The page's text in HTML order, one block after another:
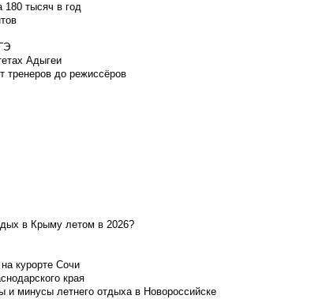
180 тысяч в год
Адыгеи
тренеров до режиссёров
в Крыму летом в 2026?
курорте Сочи
края
минусы летнего отдыха в Новороссийске